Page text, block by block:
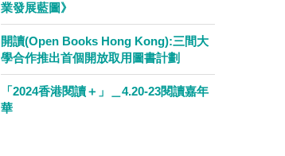
業發展藍圖》
開讀(Open Books Hong Kong):三間大
學合作推出首個開放取用圖書計劃
「2024香港閱讀＋」＿4.20-23閱讀嘉年
華